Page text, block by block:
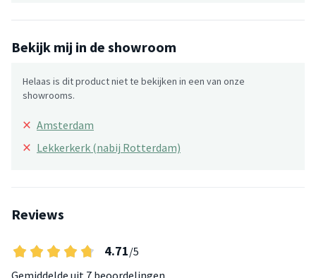
Bekijk mij in de showroom
Helaas is dit product niet te bekijken in een van onze
showrooms.
× Amsterdam
× Lekkerkerk (nabij Rotterdam)
Reviews
4.71/5
Gemiddelde uit 7 beoordelingen